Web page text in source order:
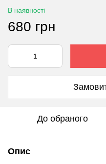
В наявності
680 грн
До обраного
Опис